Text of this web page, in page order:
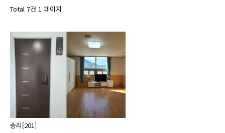
Total 7건 1 페이지
승리[201]